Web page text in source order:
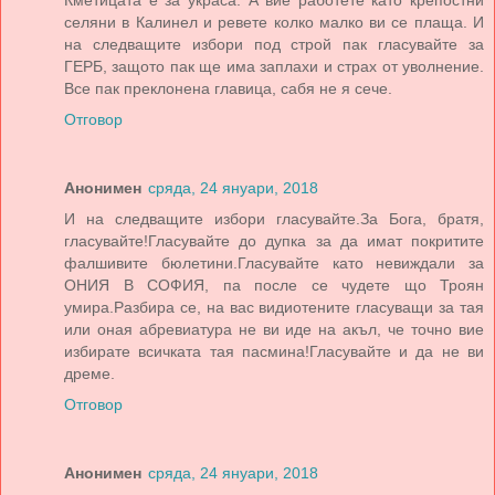
селяни в Калинел и ревете колко малко ви се плаща. И
на следващите избори под строй пак гласувайте за
ГЕРБ, защото пак ще има заплахи и страх от уволнение.
Все пак преклонена главица, сабя не я сече.
Отговор
Анонимен сряда, 24 януари, 2018
И на следващите избори гласувайте.За Бога, братя,
гласувайте!Гласувайте до дупка за да имат покритите
фалшивите бюлетини.Гласувайте като невиждали за
ОНИЯ В СОФИЯ, па после се чудете що Троян
умира.Разбира се, на вас видиотените гласуващи за тая
или оная абревиатура не ви иде на акъл, че точно вие
избирате всичката тая пасмина!Гласувайте и да не ви
дреме.
Отговор
Анонимен сряда, 24 януари, 2018